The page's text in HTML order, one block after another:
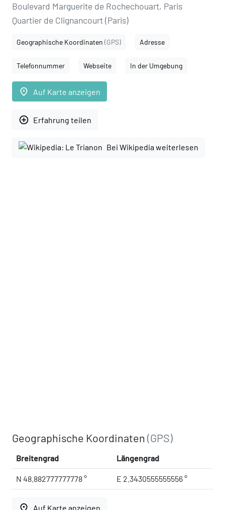
Boulevard Marguerite de Rochechouart, Paris
Quartier de Clignancourt (Paris)
Geographische Koordinaten (GPS) Adresse
Telefonnummer Webseite In der Umgebung
place Auf Karte anzeigen
add_circle_outline Erfahrung teilen
Bei Wikipedia weiterlesen
Geographische Koordinaten(GPS)
Breitengrad Längengrad
N 48.882777777778 ° E 2.3430555555556 °
place Auf Karte anzeigen